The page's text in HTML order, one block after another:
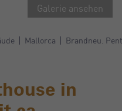
Galerie ansehen
Mallorca Brandneu.
in